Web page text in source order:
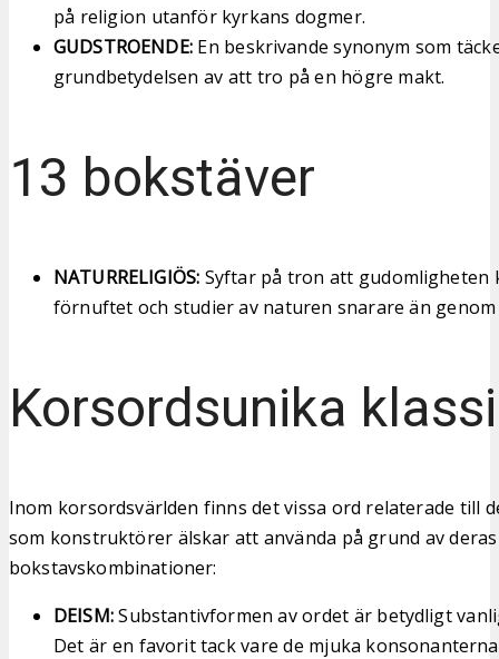
på religion utanför kyrkans dogmer.
GUDSTROENDE:En beskrivande synonym som
grundbetydelsen av att tro på en högre makt.
13 bokstäver
NATURRELIGIÖS: Syftar på tron att gudomligheten
förnuftet och studier av naturen snarare än
Korsordsunika
Inom korsordsvärlden finns det vissa ord relaterade till
som konstruktörer älskar att använda på grund av
bokstavskombinationer:
DEISM:Substantivformen av ordet är betydligt
Det är en favorit tack vare de mjuka